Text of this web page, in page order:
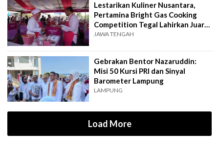
Lestarikan Kuliner Nusantara,
Pertamina Bright Gas Cooking
Competition Tegal Lahirkan Juara
Baru
JAWA TENGAH
Gebrakan Bentor Nazaruddin:
Misi 50 Kursi PRI dan Sinyal
Barometer Lampung
LAMPUNG
Load More